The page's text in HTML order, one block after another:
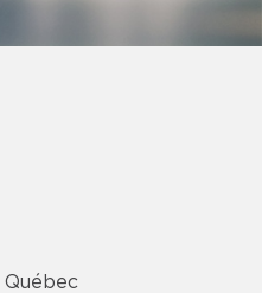
Québec